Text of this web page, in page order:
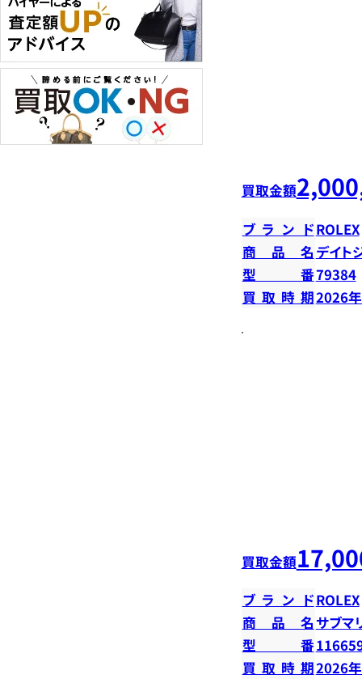
買取金額
ブランドROLEX
商品名 デイト
型番79384
買取時期2026
買取金額
ブランドROLEX
商品名 サブマ
型番
買取時期2026